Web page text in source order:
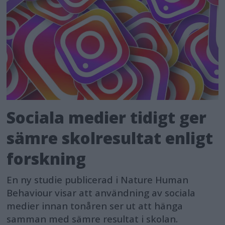
Sociala medier tidigt ger
sämre skolresultat enligt
forskning
En ny studie publicerad i Nature Human
Behaviour visar att användning av sociala
medier innan tonåren ser ut att hänga
samman med sämre resultat i skolan.